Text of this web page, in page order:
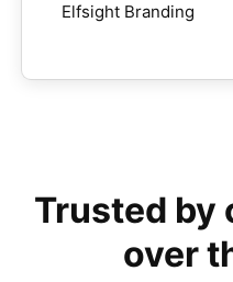
Elfsight Branding
Trusted by
over